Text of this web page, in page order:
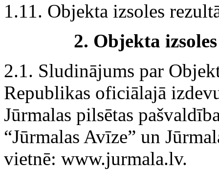
1.11. Objekta izsoles
2. Objekta
2.1. Sludinājums par
Republikas oficiālajā
Jūrmalas pilsētas
“Jūrmalas Avīze” un
vietnē: www.jurmala.lv.